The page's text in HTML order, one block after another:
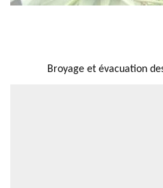
Broyage et évacuation